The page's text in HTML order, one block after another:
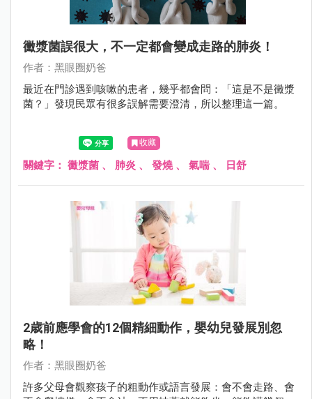
黴漿菌誤很大，不一定都會變成走路的肺炎！
作者：黑眼圈奶爸
最近在門診遇到咳嗽的患者，幾乎都會問：「這是不是黴漿
菌？」發現民眾有很多誤解需要澄清，所以整理這一篇。
收藏
關鍵字： 黴漿菌 、 肺炎 、 發燒、 氣喘、 日舒
2歳前應學會的12個精細動作，嬰幼兒發展別忽
略！
作者：黑眼圈奶爸
許多父母會觀察孩子的粗動作或語言發展：會不會走路、會